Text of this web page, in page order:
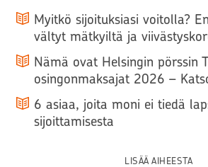
Myitkö sijoituksiasi voitolla?
vältyt mätkyiltä ja
Nämä ovat Helsingin pörssin
osingonmaksajat 2026 –
6 asiaa, joita moni ei tiedä
sijoittamisesta
LISÄÄ AIHEESTA